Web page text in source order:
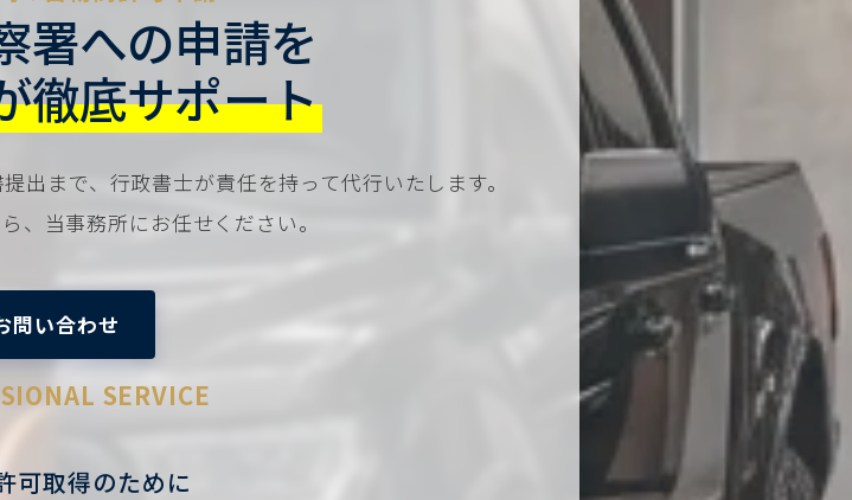
署への申請を
徹底サポート
出まで、行政書士が責任を持って代行いたします。
、当事務所にお任せください。
問い合わせ
SERVICE
可取得のために